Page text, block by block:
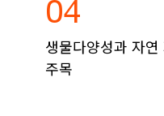
04
생물다양성과 자연
주목